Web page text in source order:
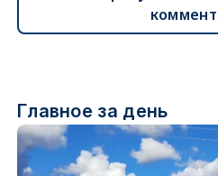
Главное за день